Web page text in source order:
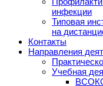
инфекции
Типовая
на
Контакты
Направления
Учебная